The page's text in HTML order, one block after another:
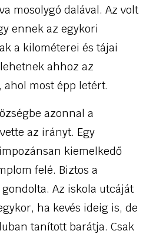
mosolygó dalával. Az volt
ennek az egykori
a kilométerei és tájai
ahhoz az
ahol most épp letért.
azonnal a
az irányt. Egy
kiemelkedő
felé. Biztos a
Az iskola utcáját
ha kevés ideig is, de
tanított barátja. Csak